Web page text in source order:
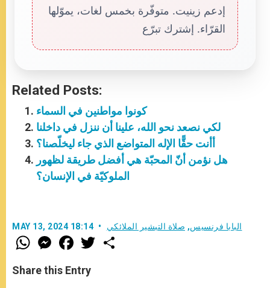
إدعم زينيت. متوفّرة بخمس لغات، يموّلها
القرّاء. إشترك تبرّع
Related Posts:
كونوا مواطنين في السماء
لكي نصعد نحو الله، علينا أن ننزل في داخلنا
أأنت حقًّا الإله المتواضع الذي جاء ليخلّصنا؟
هل نؤمن أنّ المحبّة هي أفضل طريقة لظهور
الملوكيّة في الإنسان؟
MAY 13, 2024 18:14 البابا فرنسيس, صلاة التبشير الملائكي
W
h
t
s
M
e
s
e
F
a
e
b
w
Share this Entry